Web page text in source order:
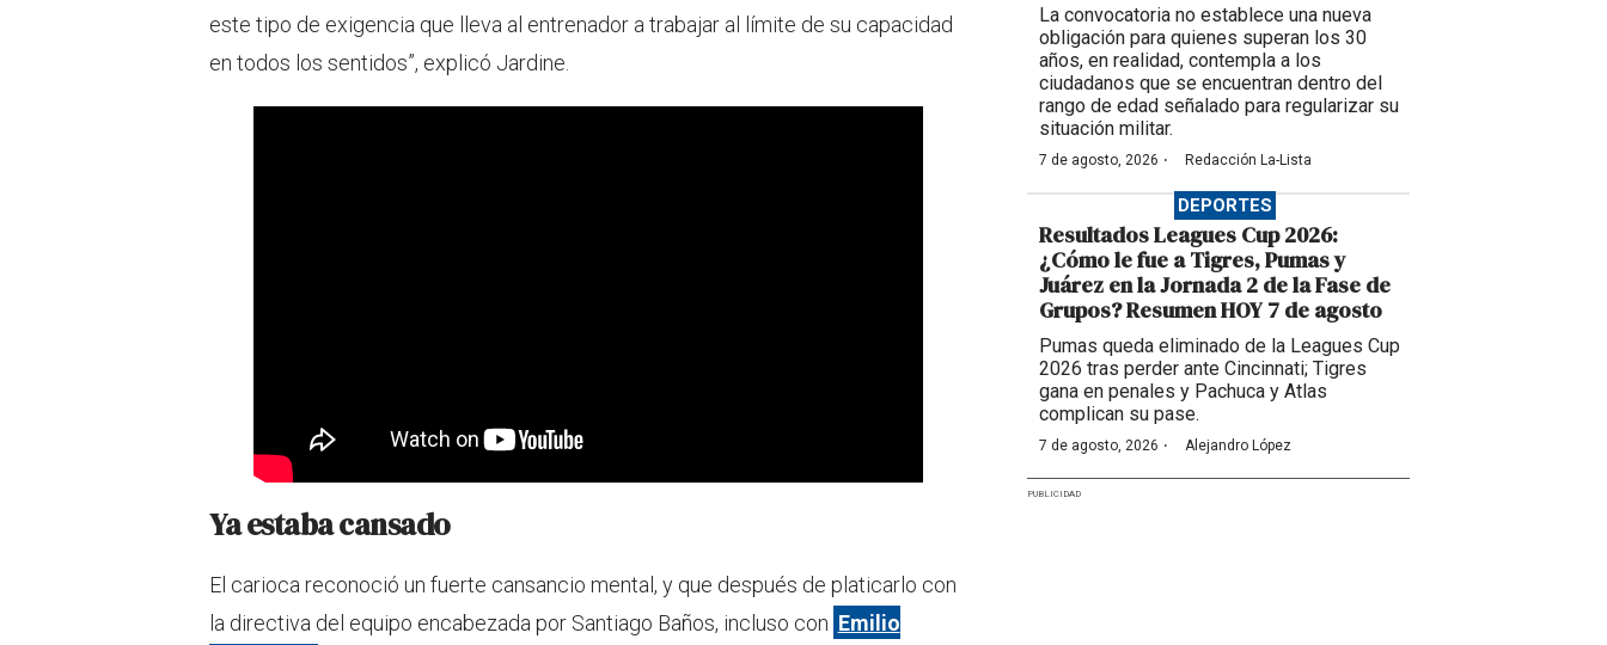
este tipo de exigencia que lleva al entrenador a trabajar al límite de su capacidad
en todos los sentidos”, explicó Jardine.
Ya estaba cansado
El carioca reconoció un fuerte cansancio mental, y que después de platicarlo con
la directiva del equipo encabezada por Santiago Baños, incluso con Emilio
La convocatoria no establece una nueva
obligación para quienes superan los 30
años, en realidad, contempla a los
ciudadanos que se encuentran dentro del
rango de edad señalado para regularizar su
situación militar.
7 de agosto, 2026 · Redacción La-Lista
DEPORTES
Resultados Leagues Cup 2026:
¿Cómo le fue a Tigres, Pumas y
Juárez en la Jornada 2 de la Fase de
Grupos? Resumen HOY 7 de agosto
Pumas queda eliminado de la Leagues Cup
2026 tras perder ante Cincinnati; Tigres
gana en penales y Pachuca y Atlas
complican su pase.
7 de agosto, 2026 · Alejandro López
PUBLICIDAD